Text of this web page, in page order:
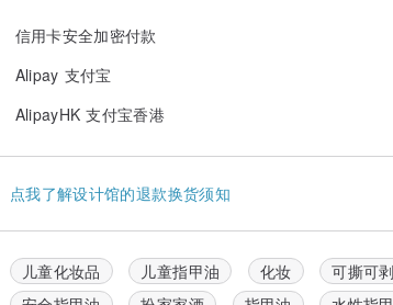
信用卡安全加密付款
Alipay 支付宝
AlipayHK 支付宝香港
点我了解设计馆的退款换货须知
儿童化妆品 儿童指甲油 化妆 可撕可剥